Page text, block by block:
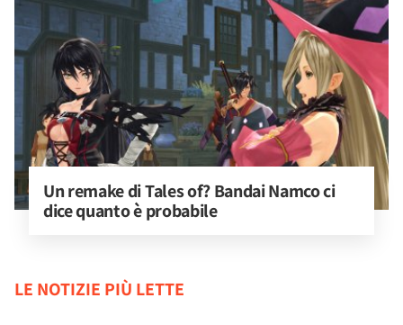
Un remake di Tales of? Bandai Namco ci
dice quanto è probabile
LE NOTIZIE PIÙ LETTE